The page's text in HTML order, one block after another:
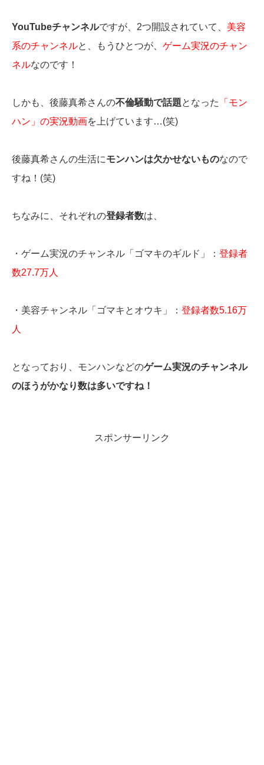
YouTubeチャンネルですが、2つ開設されていて、 美容
系のチャンネルと、もうひとつが、 ゲーム実況のチャン
ネルなのです！
しかも、後藤真希さんの不倫騒動で話題となった
「モン
ハン」の実況動画を上げています…(笑)
後藤真希さんの生活にモンハンは欠かせないものなので
すね！(笑)
ちなみに、それぞれの登録者数は、
・ゲーム実況のチャンネル「ゴマキのギルド」： 登録者
数27.7万人
・美容チャンネル「ゴマキとオウキ」： 登録者数5.16万
人
となっており、モンハンなどのゲーム実況のチャンネル
のほうがかなり数は多いですね！
スポンサーリンク